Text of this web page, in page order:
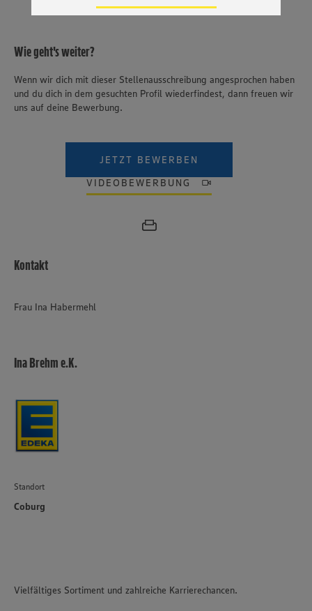
genannten Dienste Ihre Daten verarbeiten. Weitere
Policy unter den Stichworten „YouTube” und „Vimeo”.
Wie geht's weiter?
Wenn wir dich mit dieser Stellenausschreibung angesprochen haben
und du dich in dem gesuchten Profil wiederfindest, dann freuen wir
uns auf deine Bewerbung.
JETZT BEWERBEN
VIDEOBEWERBUNG
Kontakt
Frau Ina Habermehl
Ina Brehm e.K.
Standort
Coburg
Vielfältiges Sortiment und zahlreiche Karrierechancen.